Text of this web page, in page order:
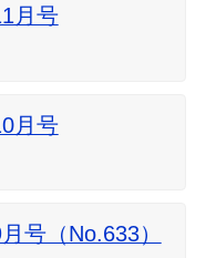
月号
月号
号（No.633）